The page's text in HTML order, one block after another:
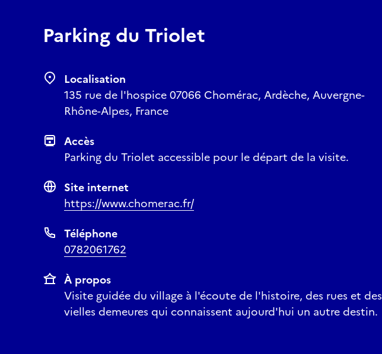
Parking du Triolet
Localisation
135 rue de l'hospice 07066 Chomérac, Ardèche, Auvergne-
Rhône-Alpes, France
Accès
Parking du Triolet accessible pour le départ de la visite.
Site internet
https://www.chomerac.fr/
Téléphone
0782061762
À propos
Visite guidée du village à l'écoute de l'histoire, des rues et des
vielles demeures qui connaissent aujourd'hui un autre destin.